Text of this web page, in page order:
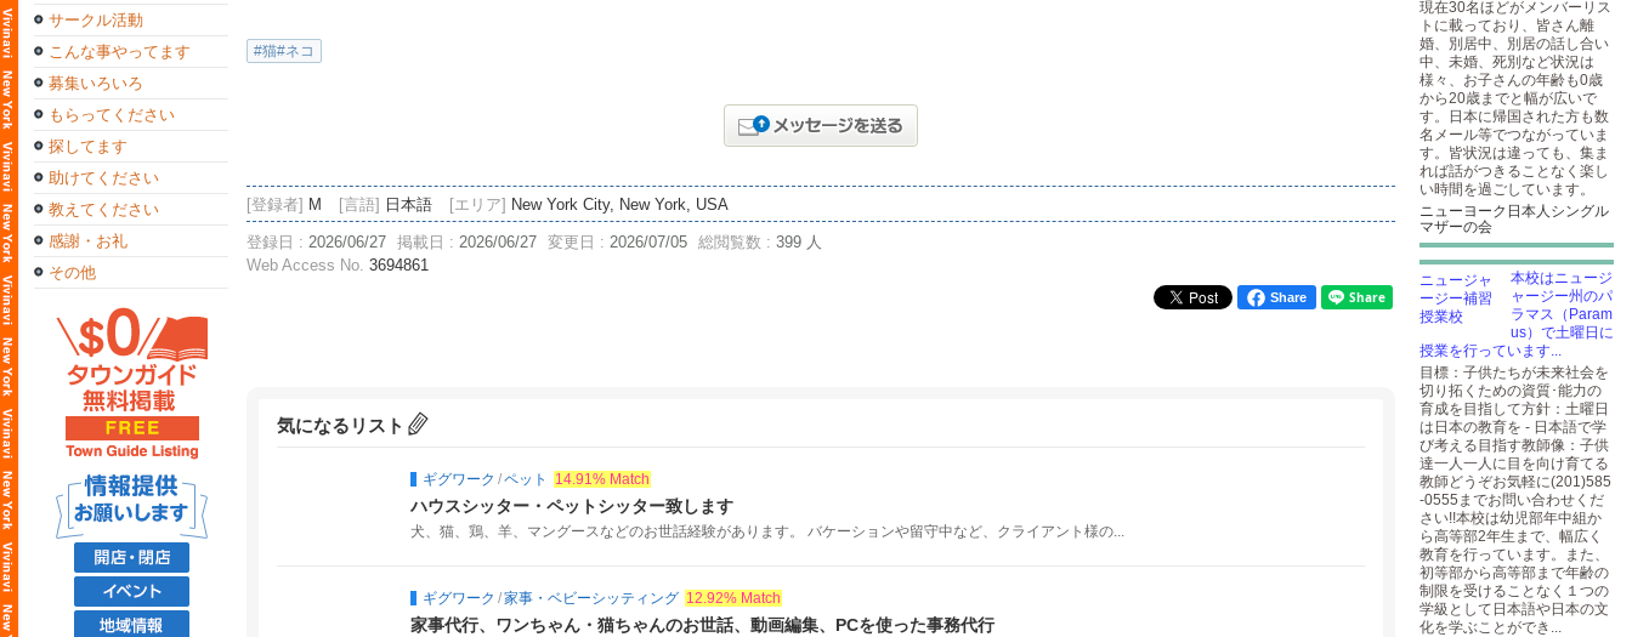
サークル活動
こんな事やってます
募集いろいろ
もらってください
探してます
助けてください
教えてください
感謝・お礼
その他
#猫#ネコ
[登録者] M [言語] 日本語 [エリア] New York City, New York, USA
登録日 : 2026/06/27 掲載日 : 2026/06/27 変更日 : 2026/07/05 総閲覧数 : 399 人
Web Access No. 3694861
Share
気になるリスト
ギグワーク /ペット 14.91% Match
ハウスシッター・ペットシッター致します
犬、猫、鶏、羊、マングースなどのお世話経験があります。 バケーションや留守中など、クライアント様の...
ギグワーク /家事・ベビーシッティング 12.92% Match
家事代行、ワンちゃん・猫ちゃんのお世話、動画編集、PCを使った事務代行
現在30名ほどがメンバーリス
トに載っており、皆さん離
婚、別居中、別居の話し合い
中、未婚、死別など状況は
様々、お子さんの年齢も0歳
から20歳までと幅が広いで
す。日本に帰国された方も数
名メール等でつながっていま
す。皆状況は違っても、集ま
れば話がつきることなく楽し
い時間を過ごしています。
ニューヨーク日本人シングル
マザーの会
本校はニュージ
ャージー州のパ
ラマス（Param
us）で土曜日に
授業を行っています...
目標：子供たちが未来社会を
切り拓くための資質･能力の
育成を目指して方針：土曜日
は日本の教育を - 日本語で学
び考える目指す教師像：子供
達一人一人に目を向け育てる
教師どうぞお気軽に(201)585
-0555までお問い合わせくだ
さい!!本校は幼児部年中組か
ら高等部2年生まで、幅広く
教育を行っています。また、
初等部から高等部まで年齢の
制限を受けることなく１つの
学級として日本語や日本の文
化を学ぶことができ...